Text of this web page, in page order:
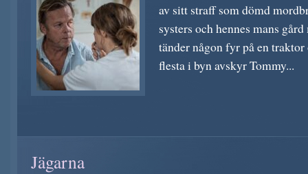
av sitt straff som dömd
systers och hennes mans
tänder någon fyr på en
flesta i byn avskyr Tommy...
Jägarna